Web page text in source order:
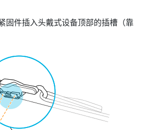
固件插入头戴式设备顶部的插槽（靠